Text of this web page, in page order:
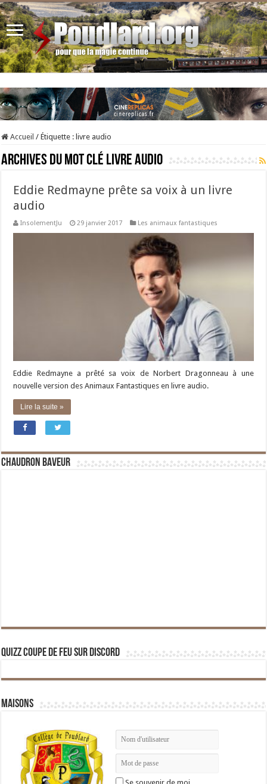
Accueil / Étiquette : livre audio
Archives du mot clé livre audio
Eddie Redmayne prête sa voix à un livre
audio
InsolementJu 29 janvier 2017 Les animaux fantastiques
Eddie Redmayne a prêté sa voix de Norbert Dragonneau à une
nouvelle version des Animaux Fantastiques en livre audio.
Lire la suite »
Chaudron Baveur
Quizz Coupe de Feu sur Discord
Maisons